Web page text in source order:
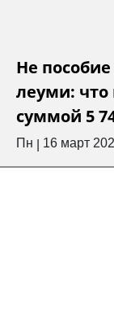
Не
леуми: что
суммой 5
Пн 16 март